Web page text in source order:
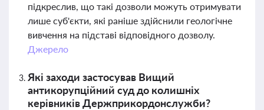
підкреслив, що такі дозволи можуть отримувати
лише суб'єкти, які раніше здійснили геологічне
вивчення на підставі відповідного дозволу.
Джерело
Які заходи застосував Вищий
антикорупційний суд до колишніх
керівників Держприкордонслужби?